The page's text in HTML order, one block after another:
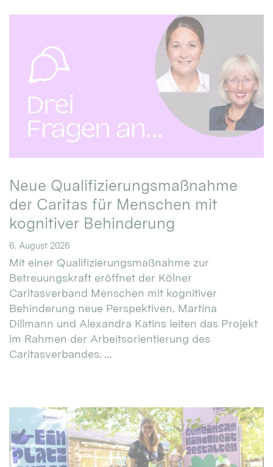
Neue Qualifizierungsmaßnahme
der Caritas für Menschen mit
kognitiver Behinderung
6. August 2026
Mit einer Qualifizierungsmaßnahme zur
Betreuungskraft eröffnet der Kölner
Caritasverband Menschen mit kognitiver
Behinderung neue Perspektiven. Martina
Dillmann und Alexandra Katins leiten das Projekt
im Rahmen der Arbeitsorientierung des
Caritasverbandes. ...